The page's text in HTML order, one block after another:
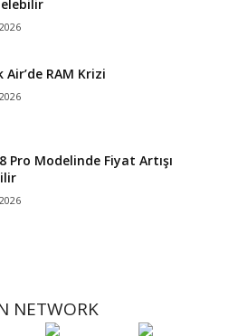
Air’de RAM Krizi
Pro Modelinde Fiyat Artışı
NETWORK